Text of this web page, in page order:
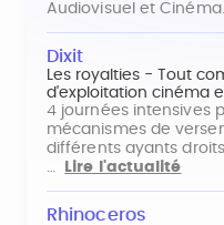
Audiovisuel et
Dixit
Les royalties - Tout
d'exploitation cinéma
4 journées intensives
mécanismes de
différents ayants
…
Lire l'actualité
Rhinoceros